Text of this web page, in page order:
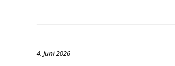
4. Juni 2026